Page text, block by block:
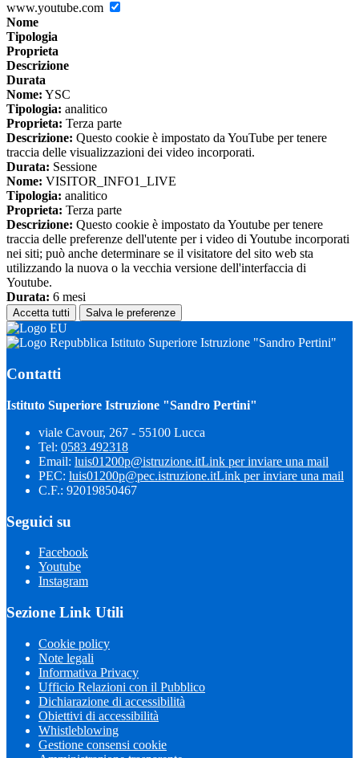
www.youtube.com
Nome
Tipologia
Proprieta
Descrizione
Durata
Nome: YSC
Tipologia: analitico
Proprieta: Terza parte
Descrizione: Questo cookie è impostato da YouTube per tenere
traccia delle visualizzazioni dei video incorporati.
Durata: Sessione
Nome: VISITOR_INFO1_LIVE
Tipologia: analitico
Proprieta: Terza parte
Descrizione: Questo cookie è impostato da Youtube per tenere
traccia delle preferenze dell'utente per i video di Youtube incorporati
nei siti; può anche determinare se il visitatore del sito web sta
utilizzando la nuova o la vecchia versione dell'interfaccia di
Youtube.
Durata: 6 mesi
Accetta tutti Salva le preferenze
Istituto Superiore Istruzione "Sandro Pertini"
Contatti
Istituto Superiore Istruzione "Sandro Pertini"
viale Cavour, 267 - 55100 Lucca
Tel: 0583 492318
Email: luis01200p@istruzione.itLink per inviare una mail
PEC: luis01200p@pec.istruzione.itLink per inviare una mail
C.F.: 92019850467
Seguici su
Facebook
Youtube
Instagram
Sezione Link Utili
Cookie policy
Note legali
Informativa Privacy
Ufficio Relazioni con il Pubblico
Dichiarazione di accessibilità
Obiettivi di accessibilità
Whistleblowing
Gestione consensi cookie